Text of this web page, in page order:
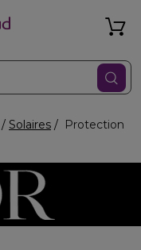
Solaires Protection